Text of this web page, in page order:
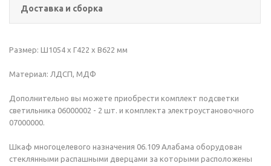
Доставка и сборка
Размер: Ш1054 х Г422 х В622 мм
Материал: ЛДСП, МДФ
Дополнительно вы можете приобрести комплект подсветки
светильника 06000002 - 2 шт. и комплекта электроустановочного
07000000.
Шкаф многоцелевого назначения 06.109 Алабама оборудован
стеклянными распашными дверцами за которыми расположены